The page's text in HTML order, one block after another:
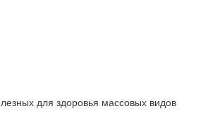
для здоровья массовых видов